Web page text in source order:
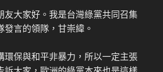
友大家好。我是台灣綠黨共同召集
言的領隊，甘崇緯。
環保與和平非暴力，所以一定主張